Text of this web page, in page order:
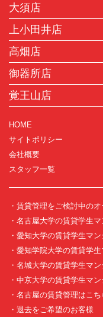
大須店
上小田井店
高畑店
御器所店
覚王山店
HOME
サイトポリシー
会社概要
スタッフ一覧
・賃貸管理をご検討中の
・名古屋大学の賃貸学生
・愛知大学の賃貸学生マ
・愛知学院大学の賃貸学
・名城大学の賃貸学生マ
・中京大学の賃貸学生マ
・名古屋の賃貸管理はこち
・退去をご希望のお客様